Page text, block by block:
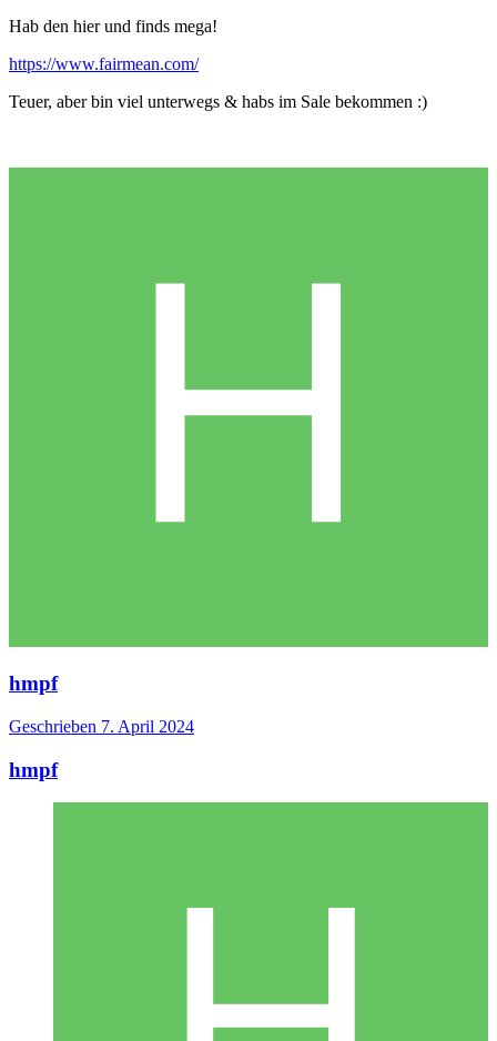
Hab den hier und finds mega!
https://www.fairmean.com/
Teuer, aber bin viel unterwegs & habs im Sale bekommen :)
hmpf
Geschrieben 7. April 2024
hmpf